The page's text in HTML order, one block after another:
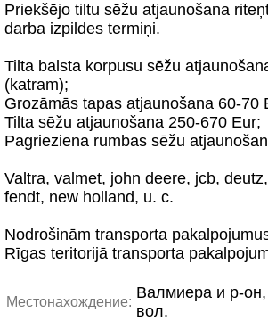
Priekšējo tiltu sēžu atjaunošana
darba izpildes termiņi.
Tilta balsta korpusu sēžu
(katram);
Grozāmās tapas atjaunošana 60-70
Tilta sēžu atjaunošana 250-670 Eur;
Pagrieziena rumbas sēžu
Valtra, valmet, john deere, jcb,
fendt, new holland, u. c.
Nodrošinām transporta
Rīgas teritorijā transporta
Местонахождение:
Валмиера и р-
вол.